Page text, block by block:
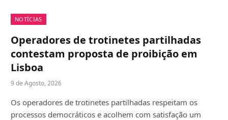
NOTÍCIAS
Operadores de trotinetes partilhadas
contestam proposta de proibição em
Lisboa
9 de Agosto, 2026
Os operadores de trotinetes partilhadas respeitam os
processos democráticos e acolhem com satisfação um